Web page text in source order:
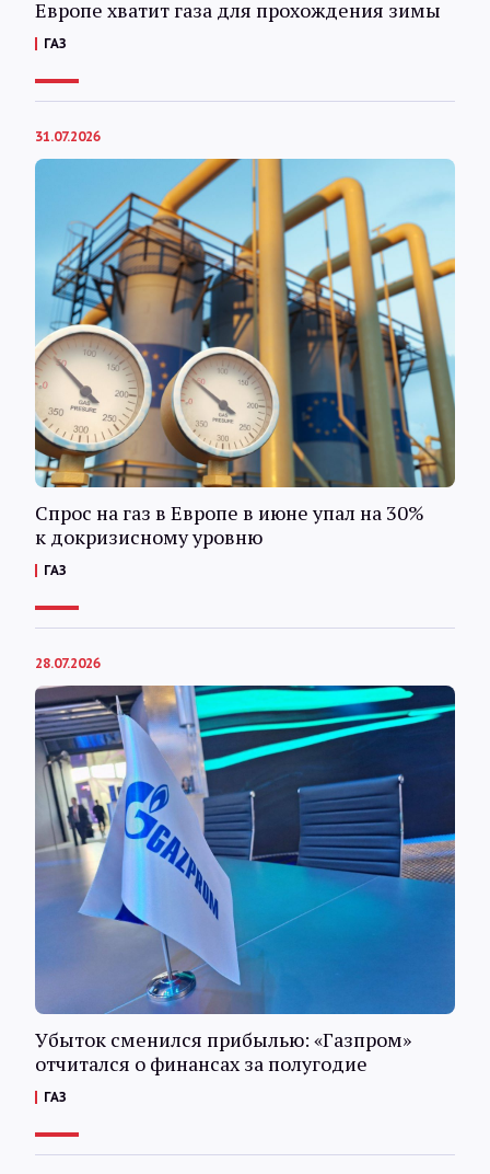
Европе хватит газа для прохождения зимы
ГАЗ
31.07.2026
Спрос на газ в Европе в июне упал на 30%
к докризисному уровню
ГАЗ
28.07.2026
Убыток сменился прибылью: «Газпром»
отчитался о финансах за полугодие
ГАЗ